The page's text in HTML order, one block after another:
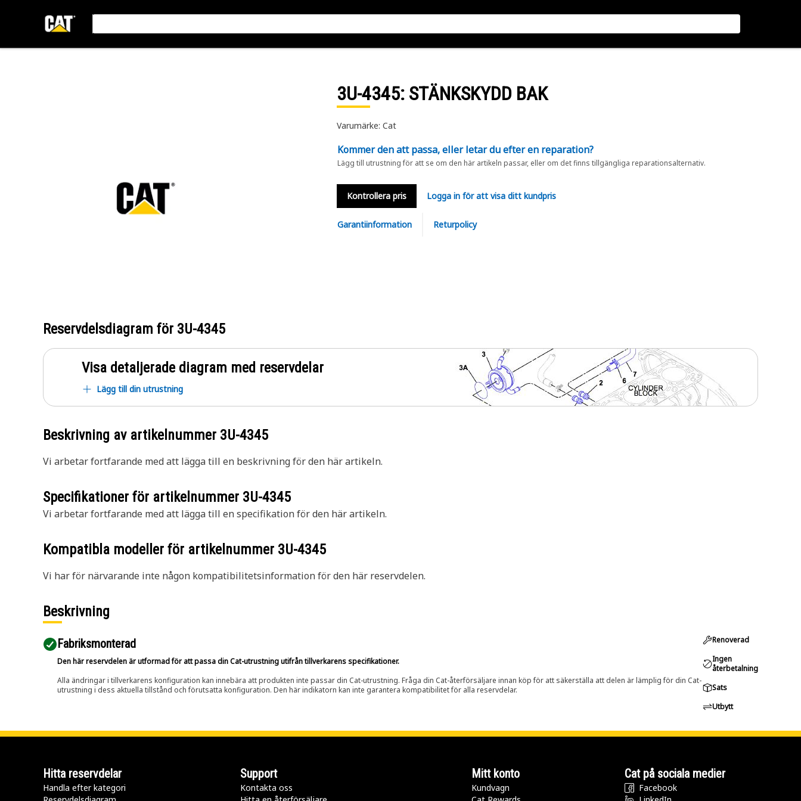
3U-4345: STÄNKSKYDD BAK
Varumärke: Cat
Kommer den att passa, eller letar du efter en reparation?
Lägg till utrustning för att se om den här artikeln passar, eller om det finns tillgängliga reparationsalternativ.
Kontrollera pris Logga in för att visa ditt kundpris
Garantiinformation Returpolicy
Reservdelsdiagram för 3U-4345
Visa detaljerade diagram med reservdelar
Lägg till din utrustning
Beskrivning av artikelnummer 3U-4345
Vi arbetar fortfarande med att lägga till en beskrivning för den här artikeln.
Specifikationer för artikelnummer 3U-4345
Vi arbetar fortfarande med att lägga till en specifikation för den här artikeln.
Kompatibla modeller för artikelnummer 3U-4345
Vi har för närvarande inte någon kompatibilitetsinformation för den här reservdelen.
Beskrivning
Fabriksmonterad
Den här reservdelen är utformad för att passa din Cat-utrustning utifrån tillverkarens specifikationer.
Alla ändringar i tillverkarens konfiguration kan innebära att produkten inte passar din Cat-utrustning. Fråga din Cat-återförsäljare innan köp för att säkerställa att delen är lämplig för din Cat-
utrustning i dess aktuella tillstånd och förutsatta konfiguration. Den här indikatorn kan inte garantera kompatibilitet för alla reservdelar.
Renoverad
Ingen
återbetalning
Sats
Utbytt
Hitta reservdelar
Handla efter kategori
Support
Kontakta oss
Mitt konto
Kundvagn
Cat på sociala medier
Facebook